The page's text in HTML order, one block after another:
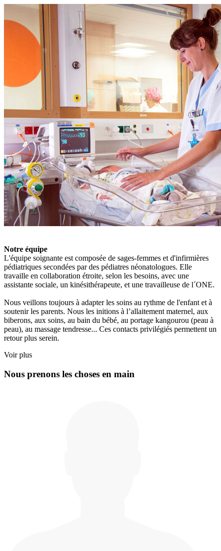
Notre équipe
L'équipe soignante est composée de sages-femmes et d'infirmières
pédiatriques secondées par des pédiatres néonatologues. Elle
travaille en collaboration étroite, selon les besoins, avec une
assistante sociale, un kinésithérapeute, et une travailleuse de l´ONE.
Nous veillons toujours à adapter les soins au rythme de l'enfant et à
soutenir les parents. Nous les initions à l’allaitement maternel, aux
biberons, aux soins, au bain du bébé, au portage kangourou (peau à
peau), au massage tendresse... Ces contacts privilégiés permettent un
retour plus serein.
Voir plus
Nous prenons les choses en main